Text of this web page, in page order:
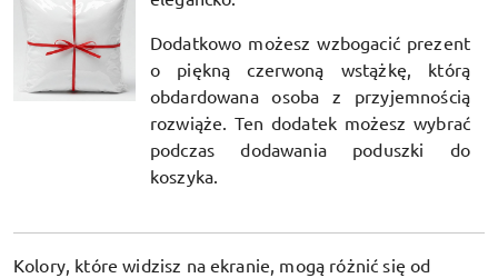
Dodatkowo możesz wzbogacić prezent
o piękną czerwoną wstążkę, którą
obdardowana osoba z przyjemnością
rozwiąże. Ten dodatek możesz wybrać
podczas dodawania poduszki do
koszyka.
Kolory, które widzisz na ekranie, mogą różnić się od